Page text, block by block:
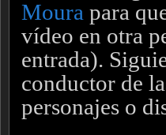
Moura para
vídeo en otra
entrada).
conductor de
personajes o